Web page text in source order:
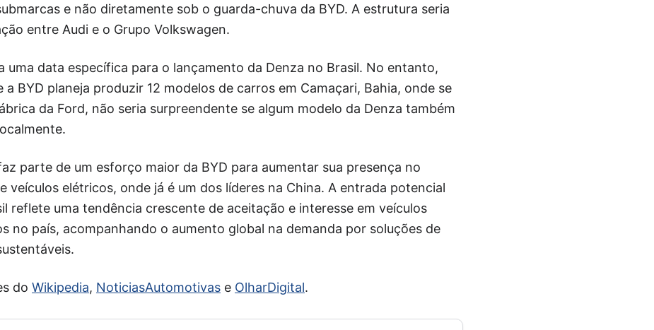
e não diretamente sob o guarda-chuva da BYD. A estrutura seria
entre Audi e o Grupo Volkswagen.
uma data específica para o lançamento da Denza no Brasil. No entanto,
a BYD planeja produzir 12 modelos de carros em Camaçari, Bahia, onde se
da Ford, não seria surpreendente se algum modelo da Denza também
parte de um esforço maior da BYD para aumentar sua presença no
veículos elétricos, onde já é um dos líderes na China. A entrada potencial
reflete uma tendência crescente de aceitação e interesse em veículos
no país, acompanhando o aumento global na demanda por soluções de
do Wikipedia, NoticiasAutomotivas e OlharDigital.